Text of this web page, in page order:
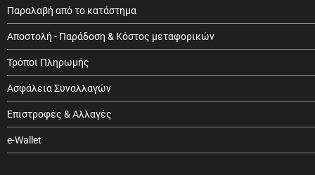
Παραλαβή από το κατάστημα
Αποστολή - Παράδοση & Κόστος μεταφορικών
Τρόποι Πληρωμής
Ασφάλεια Συναλλαγών
Επιστροφές & Αλλαγές
e-Wallet